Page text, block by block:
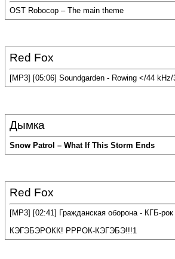
OST Robocop – The main theme
Red Fox
[MP3] [05:06] Soundgarden - Rowing </44
Дымка
Snow Patrol – What If This Storm Ends
Red Fox
[MP3] [02:41] Гражданская оборона - КГБ-
КЭГЭБЭРОКК! РРРОК-КЭГЭБЭ!!!1